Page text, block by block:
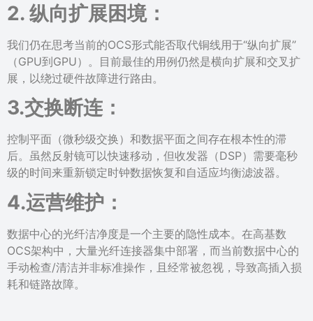
2. 纵向扩展困境：
我们仍在思考当前的OCS形式能否取代铜线用于“纵向扩展”
（GPU到GPU）。目前最佳的用例仍然是横向扩展和交叉扩
展，以绕过硬件故障进行路由。
3.交换断连：
控制平面（微秒级交换）和数据平面之间存在根本性的滞
后。虽然反射镜可以快速移动，但收发器（DSP）需要毫秒
级的时间来重新锁定时钟数据恢复和自适应均衡滤波器。
4.运营维护：
数据中心的光纤洁净度是一个主要的隐性成本。在高基数
OCS架构中，大量光纤连接器集中部署，而当前数据中心的
手动检查/清洁并非标准操作，且经常被忽视，导致高插入损
耗和链路故障。